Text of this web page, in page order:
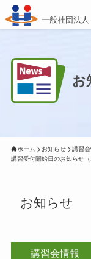
一般社団法人
お
ホーム お知らせ
講習
講習受付開始日のお知らせ
お知らせ
講習会情報